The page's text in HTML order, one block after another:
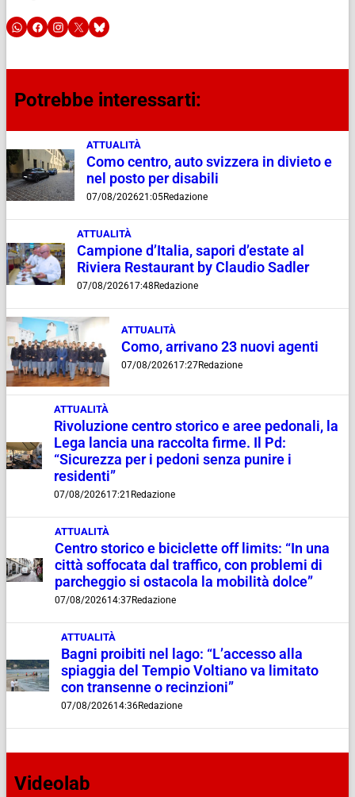
Potrebbe interessarti:
ATTUALITÀ
Como centro, auto svizzera in divieto e
nel posto per disabili
07/08/202621:05Redazione
ATTUALITÀ
Campione d’Italia, sapori d’estate al
Riviera Restaurant by Claudio Sadler
07/08/202617:48 Redazione
ATTUALITÀ
Como, arrivano 23 nuovi agenti
07/08/202617:27Redazione
ATTUALITÀ
Rivoluzione centro storico e aree pedonali, la
Lega lancia una raccolta firme. Il Pd:
“Sicurezza per i pedoni senza punire i
residenti”
07/08/202617:21 Redazione
ATTUALITÀ
Centro storico e biciclette off limits: “In una
città soffocata dal traffico, con problemi di
parcheggio si ostacola la mobilità dolce”
07/08/202614:37Redazione
ATTUALITÀ
Bagni proibiti nel lago: “L’accesso alla
spiaggia del Tempio Voltiano va limitato
con transenne o recinzioni”
07/08/202614:36Redazione
Videolab